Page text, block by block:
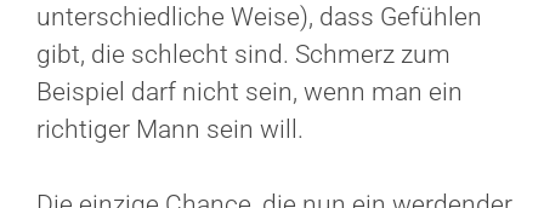
unterschiedliche Weise), dass Gefühlen
gibt, die schlecht sind. Schmerz zum
Beispiel darf nicht sein, wenn man ein
richtiger Mann sein will.